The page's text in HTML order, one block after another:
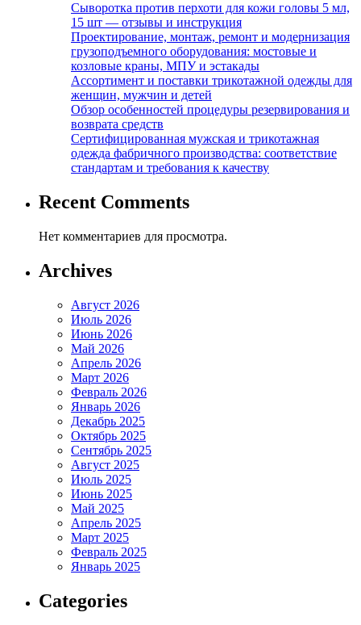
Сыворотка против перхоти для кожи головы 5 мл,
15 шт — отзывы и инструкция
Проектирование, монтаж, ремонт и модернизация
грузоподъемного оборудования: мостовые и
козловые краны, МПУ и эстакады
Ассортимент и поставки трикотажной одежды для
женщин, мужчин и детей
Обзор особенностей процедуры резервирования и
возврата средств
Сертифицированная мужская и трикотажная
одежда фабричного производства: соответствие
стандартам и требования к качеству
Recent Comments
Нет комментариев для просмотра.
Archives
Август 2026
Июль 2026
Июнь 2026
Май 2026
Апрель 2026
Март 2026
Февраль 2026
Январь 2026
Декабрь 2025
Октябрь 2025
Сентябрь 2025
Август 2025
Июль 2025
Июнь 2025
Май 2025
Апрель 2025
Март 2025
Февраль 2025
Январь 2025
Categories